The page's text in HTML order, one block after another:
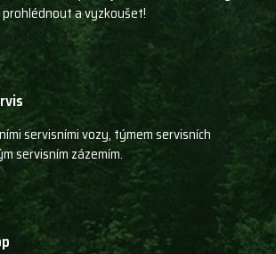
a vyzkoušet!
servisními vozy, týmem servisních
servisním zázemím.